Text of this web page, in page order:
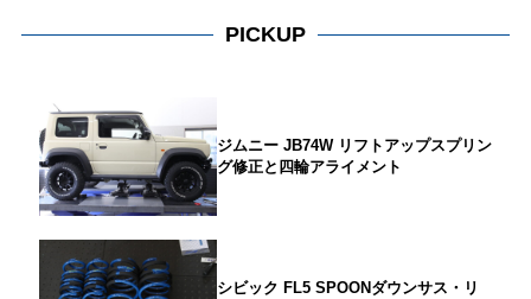
PICKUP
ジムニー JB74W リフトアップスプリン
グ修正と四輪アライメント
シビック FL5 SPOONダウンサス・リ